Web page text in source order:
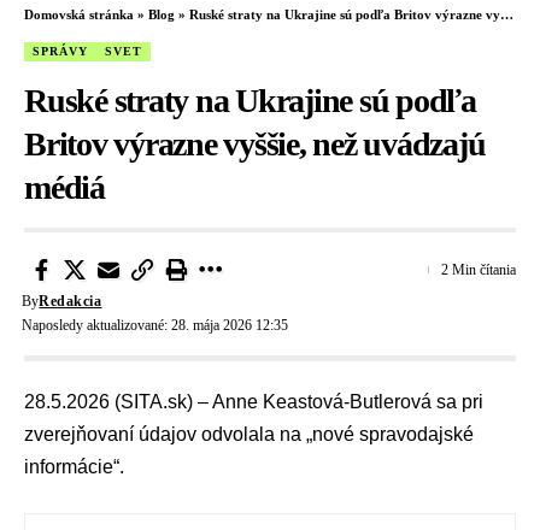
Domovská stránka » Blog » Ruské straty na Ukrajine sú podľa Britov výrazne vyššie, než uvádzajú médiá
SPRÁVY SVET
Ruské straty na Ukrajine sú podľa
Britov výrazne vyššie, než uvádzajú
médiá
Naposledy aktualizované: 28. mája 2026 12:35
ByRedakcia
2 Min čítania
28.5.2026 (SITA.sk) – Anne Keastová-Butlerová sa pri
zverejňovaní údajov odvolala na „nové spravodajské
informácie“.